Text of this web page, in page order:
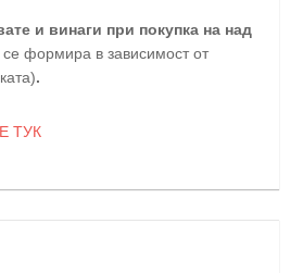
и винаги при покупка на над
се формира в зависимост от
.
ТУК